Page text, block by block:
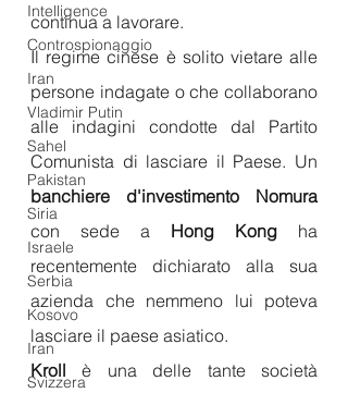
Intelligence
Controspionaggio
Iran
Vladimir Putin
Sahel
Pakistan
Siria
Israele
Serbia
Kosovo
Iran
Svizzera
continua a lavorare.
Il regime cinese è solito vietare alle
persone indagate o che collaborano
alle indagini condotte dal Partito
banchiere d'investimento Nomura
con sede a Hong Kong ha
recentemente dichiarato alla sua
azienda che nemmeno lui poteva
lasciare il paese asiatico.
Kroll è una delle tante società